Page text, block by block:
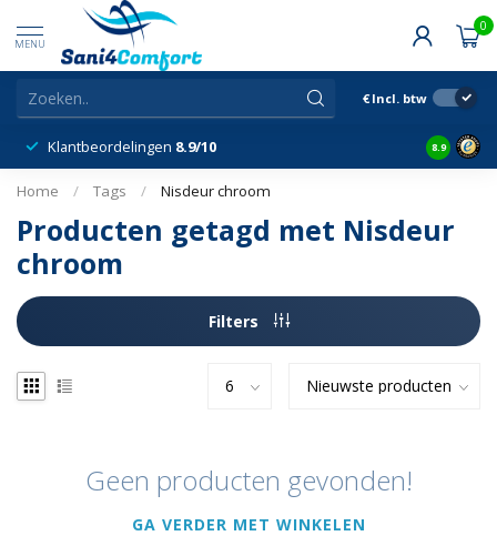
MENU
0
€ Incl. btw
Klantbeordelingen 8.9/10 8.9
Home / Tags / Nisdeur chroom
Producten getagd met Nisdeur
chroom
Filters
Geen producten gevonden!
GA VERDER MET WINKELEN